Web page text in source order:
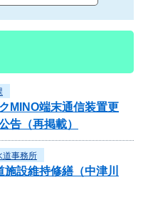
MINO端末通信装置更
告（再掲載）
道事務所
設維持修繕（中津川